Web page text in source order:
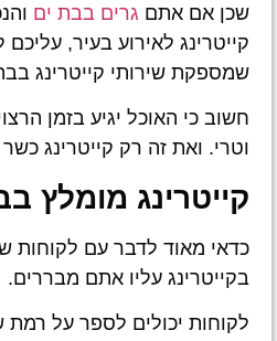
שכן אם אתם גרים בבת ים
קייטרינג לאירוע בעיר,
שמספקת שירותי קייטרינג
חשוב כי האוכל יגיע בזמן
וטרי. ואת זה רק קייטרינג
קייטרינג מומלץ
כדאי מאוד לדבר עם לקוחות
בקייטרינג עליו אתם מבררים.
לקוחות יכולים לספר על רמת